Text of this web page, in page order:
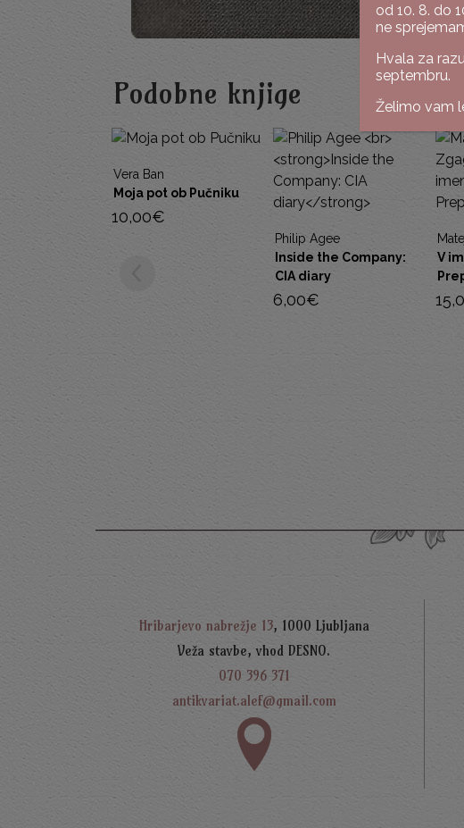
Podobne knjige
Matej Šurc, Blaž Zgaga
V imenu države 2:
Preprodaja
15,00
Hribarjevo nabrežje 13, 1000 Ljubljana
Veža stavbe, vhod DESNO.
070 396 371
antikvariat.alef@gmail.com
od 10. 8. do
ne
Hvala za
septembru.
Želimo vam